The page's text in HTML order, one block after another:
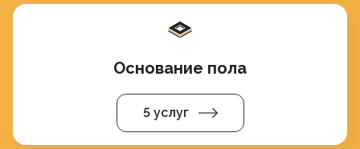
Основание пола
5 услуг